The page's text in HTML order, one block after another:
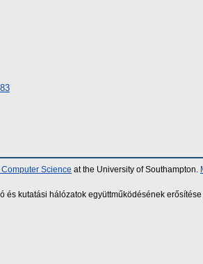
Science at the University of Southampton.
kutatási hálózatok együttműködésének